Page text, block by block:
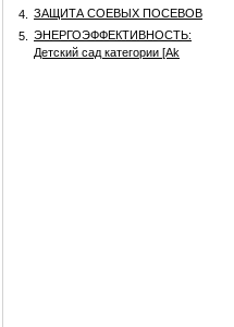
4.
ЗАЩИТА СОЕВЫХ ПОСЕВОВ
5.
ЭНЕРГОЭФФЕКТИВНОСТЬ:
Детский сад категории [Аk